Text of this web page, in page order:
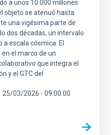
a unos 10.000 millones
objeto se atenuó hasta
una vigésima parte de
dos décadas, un intervalo
escala cósmica. El
el marco de un
que integra el
y el GTC del
25/03/2026 - 09:00:00